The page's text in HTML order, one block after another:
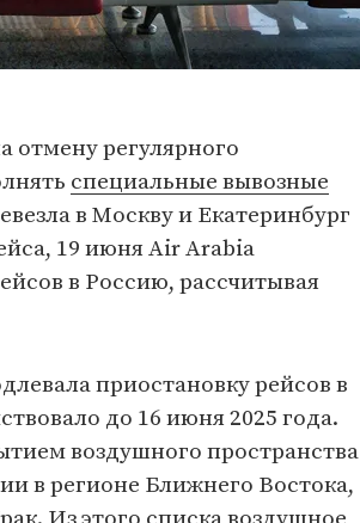
отмену регулярного
специальные вывозные
в Москву и Екатеринбург
19 июня Air Arabia
в Россию, рассчитывая
приостановку рейсов в
до 16 июня 2025 года.
воздушного пространства
в регионе Ближнего Востока,